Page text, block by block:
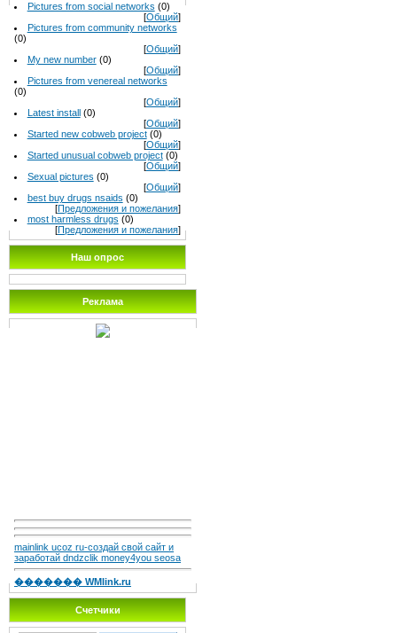
Pictures from social networks (0)
[Общий]
Pictures from community networks
(0)
[Общий]
My new number (0)
[Общий]
Pictures from venereal networks
(0)
[Общий]
Latest install (0)
[Общий]
Started new cobweb project (0)
[Общий]
Started unusual cobweb project (0)
[Общий]
Sexual pictures (0)
[Общий]
best buy drugs nsaids (0)
[Предложения и пожелания]
most harmless drugs (0)
[Предложения и пожелания]
Наш опрос
Реклама
mainlink ucoz ru-создай свой сайт и
заработай dndzclik money4you seosa
������� WMlink.ru
Счетчики